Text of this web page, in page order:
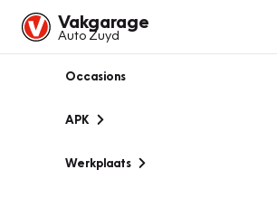
Vakgarage
Auto Zuyd
Occasions
APK
Werkplaats